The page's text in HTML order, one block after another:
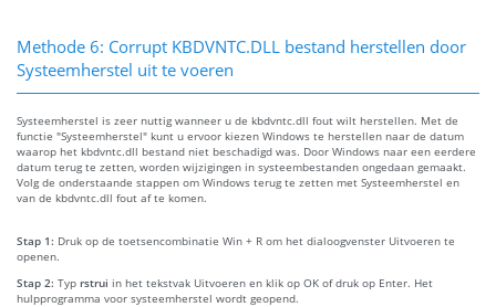
Methode 6: Corrupt KBDVNTC.DLL bestand herstellen door
Systeemherstel uit te voeren
Systeemherstel is zeer nuttig wanneer u de kbdvntc.dll fout wilt herstellen. Met de
functie "Systeemherstel" kunt u ervoor kiezen Windows te herstellen naar de datum
waarop het kbdvntc.dll bestand niet beschadigd was. Door Windows naar een eerdere
datum terug te zetten, worden wijzigingen in systeembestanden ongedaan gemaakt.
Volg de onderstaande stappen om Windows terug te zetten met Systeemherstel en
van de kbdvntc.dll fout af te komen.
Stap 1: Druk op de toetsencombinatie Win + R om het dialoogvenster Uitvoeren te
openen.
Stap 2: Typ rstrui in het tekstvak Uitvoeren en klik op OK of druk op Enter. Het
hulpprogramma voor systeemherstel wordt geopend.